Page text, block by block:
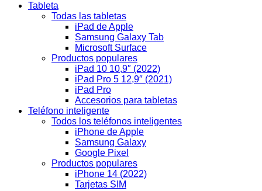
Tableta
Todas las tabletas
iPad de Apple
Samsung Galaxy Tab
Microsoft Surface
Productos populares
iPad 10 10,9″ (2022)
iPad Pro 5 12,9″ (2021)
iPad Pro
Accesorios para tabletas
Teléfono inteligente
Todos los teléfonos inteligentes
iPhone de Apple
Samsung Galaxy
Google Pixel
Productos populares
iPhone 14 (2022)
Tarjetas SIM